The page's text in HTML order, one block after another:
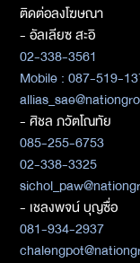
ติดต่อลงโฆษณา
- อัลเลียซ สะอิ
02-338-3561
Mobile : 087-519-
- ศิชล ภวัตโณทัย
085-255-6753
02-338-3325
- เชลงพจน์ บุญซื่อ
081-934-2937